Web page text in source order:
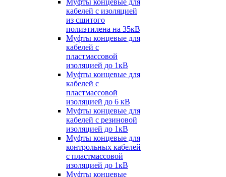
Муфты концевые для
кабелей с изоляцией
из сшитого
полиэтилена на 35кВ
Муфты концевые для
кабелей с
пластмассовой
изоляцией до 1кВ
Муфты концевые для
кабелей с
пластмассовой
изоляцией до 6 кВ
Муфты концевые для
кабелей с резиновой
изоляцией до 1кВ
Муфты концевые для
контрольных кабелей
с пластмассовой
изоляцией до 1кВ
Муфты концевые